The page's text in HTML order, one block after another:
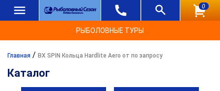
0
РЫБОЛОВНЫЕ ТУРЫ
Главная / BX SPIN Кольца Hardlite Aero от по запросу
Каталог